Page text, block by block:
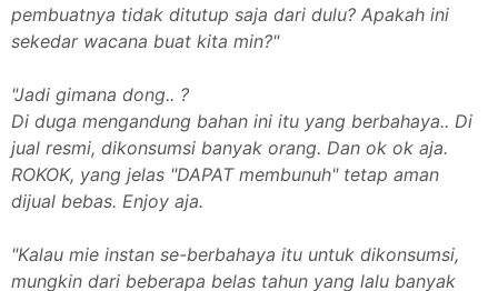
pembuatnya tidak ditutup saja dari dulu? Apakah ini
sekedar wacana buat kita min?"
"Jadi gimana dong.. ?
Di duga mengandung bahan ini itu yang berbahaya.. Di
jual resmi, dikonsumsi banyak orang. Dan ok ok aja.
ROKOK, yang jelas "DAPAT membunuh" tetap aman
dijual bebas. Enjoy aja.
"Kalau mie instan se-berbahaya itu untuk dikonsumsi,
mungkin dari beberapa belas tahun yang lalu banyak